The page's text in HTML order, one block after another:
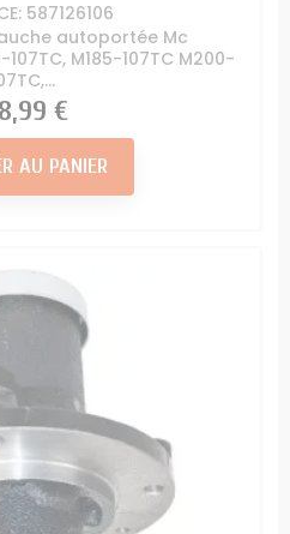
587126106
autoportée Mc
M185-107TC M200-
€
AU PANIER